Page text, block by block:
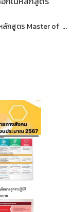
ลักสูตร Master of ...